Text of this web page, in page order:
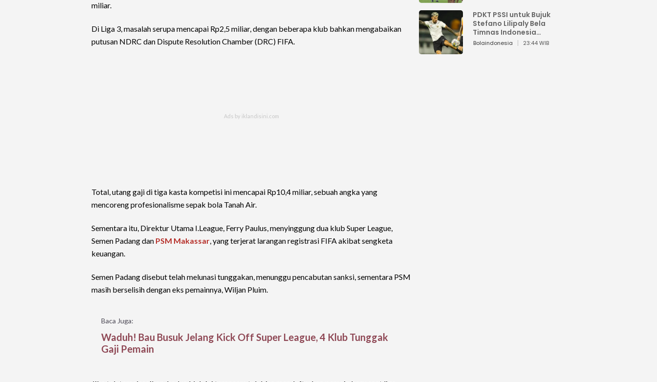
miliar.
Di Liga 3, masalah serupa mencapai Rp2,5 miliar, dengan beberapa klub bahkan mengabaikan
putusan NDRC dan Dispute Resolution Chamber (DRC) FIFA.
Total, utang gaji di tiga kasta kompetisi ini mencapai Rp10,4 miliar, sebuah angka yang
mencoreng profesionalisme sepak bola Tanah Air.
Sementara itu, Direktur Utama I.League, Ferry Paulus, menyinggung dua klub Super League,
Semen Padang dan PSM Makassar, yang terjerat larangan registrasi FIFA akibat sengketa
keuangan.
Semen Padang disebut telah melunasi tunggakan, menunggu pencabutan sanksi, sementara PSM
masih berselisih dengan eks pemainnya, Wiljan Pluim.
Baca Juga:
Waduh! Bau Busuk Jelang Kick Off Super League, 4 Klub Tunggak
Gaji Pemain
PDKT PSSI untuk Bujuk
Stefano Lilipaly Bela
Timnas Indonesia
Berakhir Berantakan
Bolaindonesia 23:44 WIB